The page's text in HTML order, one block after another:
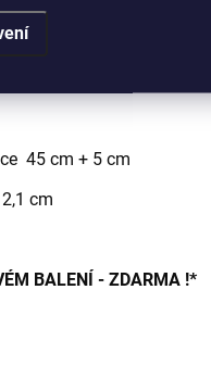
zirkony.
ručně dohotovené.
45 cm + 5 cm
cm
BALENÍ - ZDARMA !*